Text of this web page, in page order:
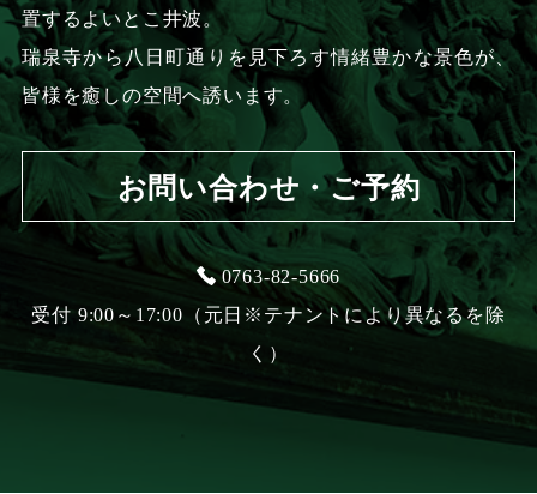
置するよいとこ井波。
瑞泉寺から八日町通りを見下ろす情緒豊かな景色が、
皆様を癒しの空間へ誘います。
お問い合わせ・ご予約
0763-82-5666
受付 9:00～17:00（元日※テナントにより異なるを除
く）